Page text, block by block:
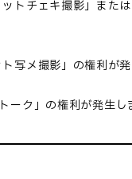
トチェキ撮影」また
写メ撮影」の権利が発
ク」の権利が発生し